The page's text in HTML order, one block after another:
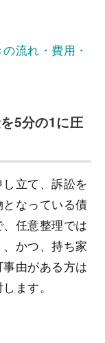
流れ・費用・
5分の1に圧
し立て、訴訟を
なっている債
任意整理では
かつ、持ち家
由がある方は
ます。